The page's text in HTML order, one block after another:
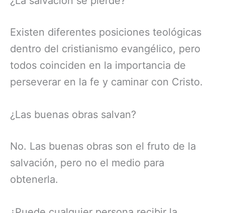
Existen diferentes posiciones teológicas
dentro del cristianismo evangélico, pero
todos coinciden en la importancia de
perseverar en la fe y caminar con Cristo.
¿Las buenas obras salvan?
No. Las buenas obras son el fruto de la
salvación, pero no el medio para
obtenerla.